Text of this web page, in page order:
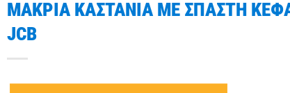
ΜΑΚΡΙΑ ΚΑΣΤΑΝΙΑ ΜΕ ΣΠΑΣΤΗ
JCB